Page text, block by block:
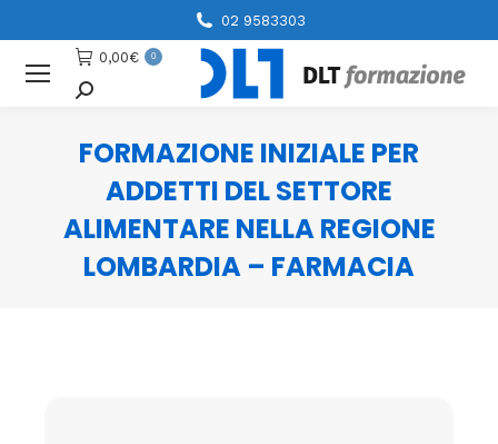
02 9583303
0,00€ 0
Cerca
FORMAZIONE INIZIALE PER
ADDETTI DEL SETTORE
ALIMENTARE NELLA REGIONE
LOMBARDIA – FARMACIA